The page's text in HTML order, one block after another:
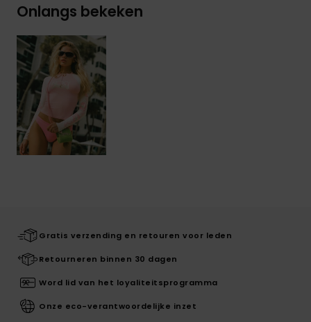
Onlangs bekeken
Gratis verzending en retouren voor leden
Retourneren binnen 30 dagen
Word lid van het loyaliteitsprogramma
Onze eco-verantwoordelijke inzet